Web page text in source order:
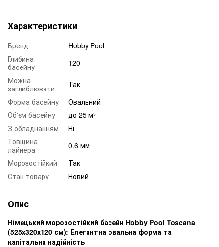
Характеристики
Бренд
Hobby Pool
Глибина
басейну
120
Можна
заглиблювати
Так
Форма басейну
Овальний
Об'єм басейну
до 25 м³
З обладнанням
Ні
Товщина
лайнера
0.6 мм
Морозостійкий
Так
Стан товару
Новий
Опис
Німецький морозостійкий басейн Hobby Pool Toscana
(525х320х120 см): Елегантна овальна форма та
капітальна надійність